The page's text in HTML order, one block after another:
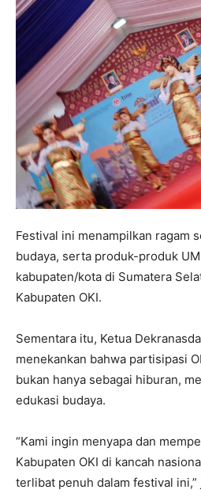
Festival ini menampilkan ragam
budaya, serta produk-produk
kabupaten/kota di Sumatera
Kabupaten OKI.
Sementara itu, Ketua
menekankan bahwa partisipasi
bukan hanya sebagai hiburan,
edukasi budaya.
“Kami ingin menyapa dan
Kabupaten OKI di kancah
terlibat penuh dalam festival ini,”